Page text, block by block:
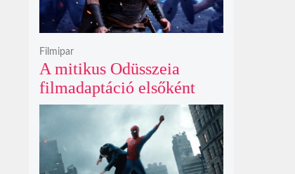
A mitikus Odüsszeia
filmadaptáció elsőként
lépte át a bűvös
egymilliárd dolláros
álomhatárt a globális
mozipénztáraknál
Filmipar